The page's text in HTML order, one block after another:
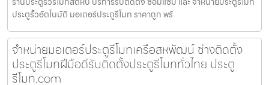
ประตูรั้วอัตโนมัติ มอเตอร์ประตูรีโมท ราคาถูก พร้
จำหน่ายมอเตอร์ประตูรีโมทเครือสหพัฒน์ ช่างติดตั้ง
ประตูรีโมทฝีมือดีรับติดตั้งประตูรีโมททั่วไทย ประตู
รีโมท.com